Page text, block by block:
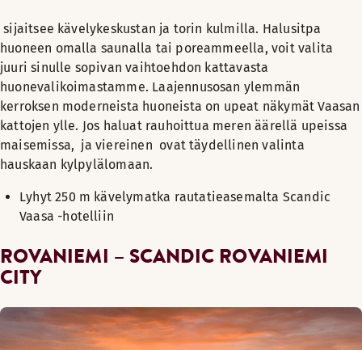
sijaitsee kävelykeskustan ja torin kulmilla. Halusitpa
huoneen omalla saunalla tai poreammeella, voit valita
juuri sinulle sopivan vaihtoehdon kattavasta
huonevalikoimastamme. Laajennusosan ylemmän
kerroksen moderneista huoneista on upeat näkymät Vaasan
kattojen ylle. Jos haluat rauhoittua meren äärellä upeissa
maisemissa, ja viereinen ovat täydellinen valinta
hauskaan kylpylälomaan.
Lyhyt 250 m kävelymatka rautatieasemalta Scandic
Vaasa -hotelliin
ROVANIEMI – SCANDIC ROVANIEMI
CITY